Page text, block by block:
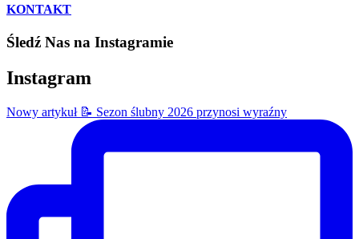
KONTAKT
Śledź Nas na Instagramie
Instagram
Nowy artykuł 📝 Sezon ślubny 2026 przynosi wyraźny